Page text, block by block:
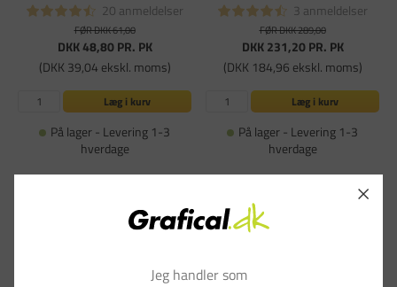
20 anmeldelser
FØR DKK 61,00
DKK 48,80PR. PK
(DKK 39,04 ekskl. moms)
Læg i kurv
På lager - Levering 1-3
hverdage
3 anmeldelser
FØR DKK 289,00
DKK 231,20PR. PK
(DKK 184,96 ekskl. moms)
Læg i kurv
På lager - Levering 1-3
hverdage
Jeg handler som